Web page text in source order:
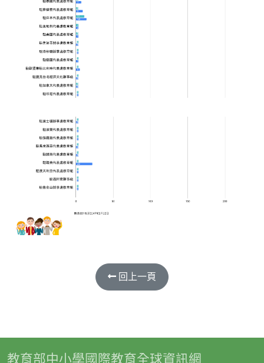
回上一頁
教育部中小學國際教育全球資訊網